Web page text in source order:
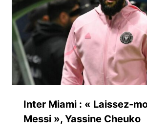
Inter Miami : « Laissez-
Messi », Yassine Cheuko